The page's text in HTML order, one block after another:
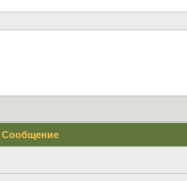
Сообщение